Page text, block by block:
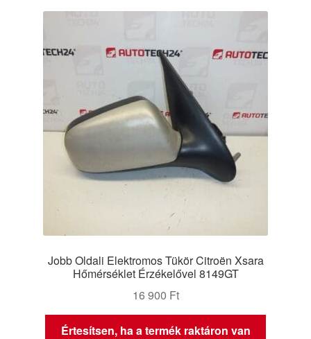
Jobb Oldali Elektromos Tükör Citroën Xsara
Hőmérséklet Érzékelővel 8149GT
16 900 Ft
Értesítsen, ha a termék raktáron van